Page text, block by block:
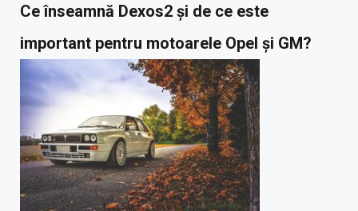
Ce înseamnă Dexos2 și de ce este
important pentru motoarele Opel și GM?